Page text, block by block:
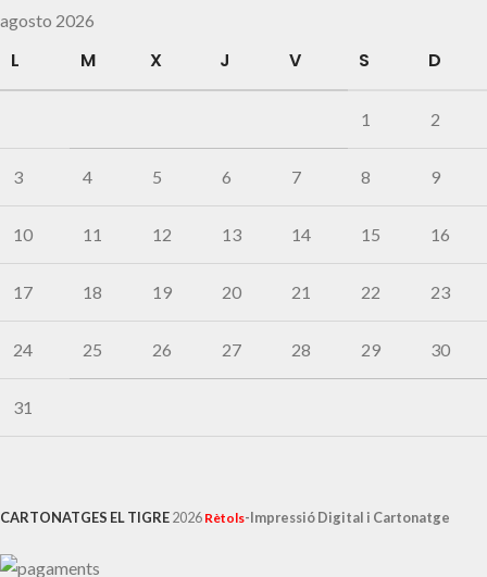
agosto 2026
L M X J V S D
1 2
3 4 5 6 7 8 9
10 11 12 13 14 15 16
17 18 19 20 21 22 23
24 25 26 27 28 29 30
31
CARTONATGES EL TIGRE2026 Rètols-Impressió Digital i Cartonatge